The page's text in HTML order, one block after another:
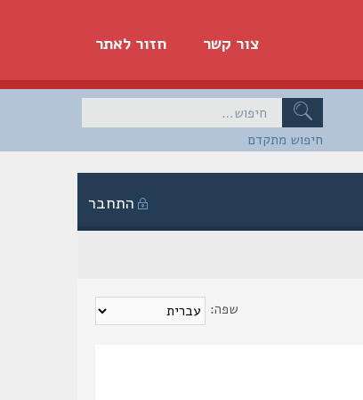
חזור לאתר צור קשר
חיפוש מתקדם
התחבר
שפה: